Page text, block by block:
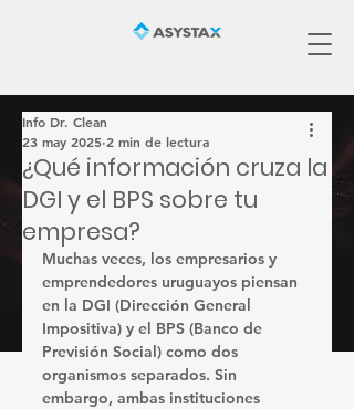
¿Qué información cruza la
DGI y el BPS sobre tu
empresa?
Info Dr. Clean
23 may 2025 2 min de lectura
Muchas veces, los empresarios y
emprendedores uruguayos piensan
en la DGI (Dirección General
Impositiva) y el BPS (Banco de
Previsión Social) como dos
organismos separados. Sin
embargo, ambas instituciones